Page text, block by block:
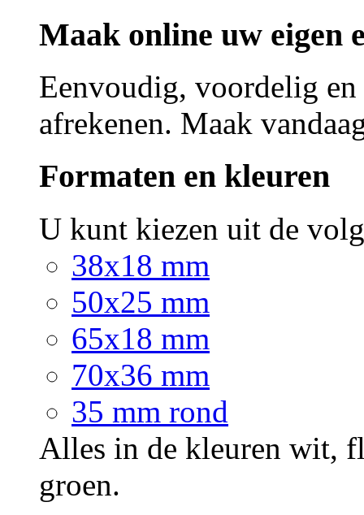
Maak online uw eigen
Eenvoudig, voordelig
afrekenen. Maak
Formaten en kleuren
U kunt kiezen uit de
38x18 mm
50x25 mm
65x18 mm
70x36 mm
35 mm rond
Alles in de kleuren wit,
groen.